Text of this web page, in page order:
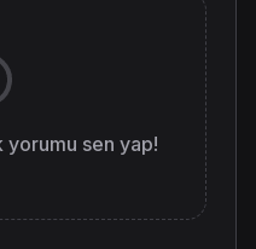
yorumu sen yap!